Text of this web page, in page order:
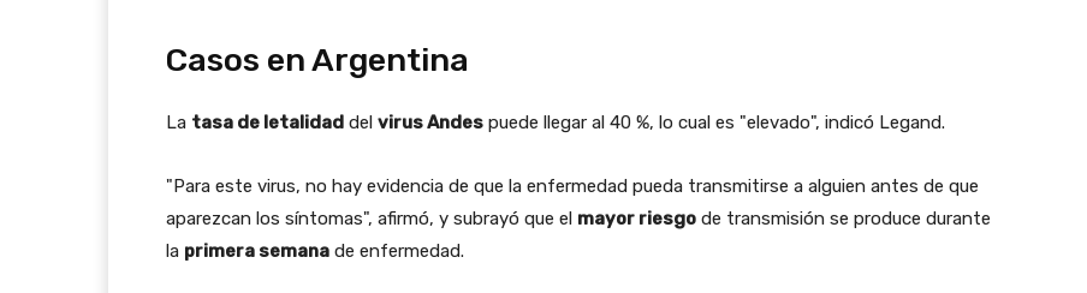
Casos en Argentina
La tasa de letalidad del virus Andes puede llegar al 40 %, lo cual es "elevado", indicó Legand.
"Para este virus, no hay evidencia de que la enfermedad pueda transmitirse a alguien antes de que
aparezcan los síntomas", afirmó, y subrayó que el mayor riesgo de transmisión se produce durante
la primera semana de enfermedad.